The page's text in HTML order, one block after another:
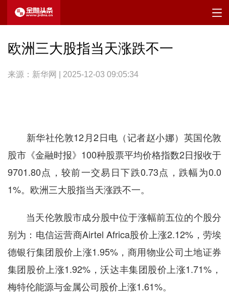
欧洲三大股指当天涨跌不一
来源：新华网 | 2025-12-03 09:05:34
新华社伦敦12月2日电（记者赵小娜）英国伦敦
股市《金融时报》100种股票平均价格指数2日报收于
9701.80点，较前一交易日下跌0.73点，跌幅为0.0
1%。欧洲三大股指当天涨跌不一。
当天伦敦股市成分股中位于涨幅前五位的个股分
别为：电信运营商Airtel Africa股价上涨2.12%，劳埃
德银行集团股价上涨1.95%，商用物业公司土地证券
集团股价上涨1.92%，沃达丰集团股价上涨1.71%，
梅特伦能源与金属公司股价上涨1.61%。